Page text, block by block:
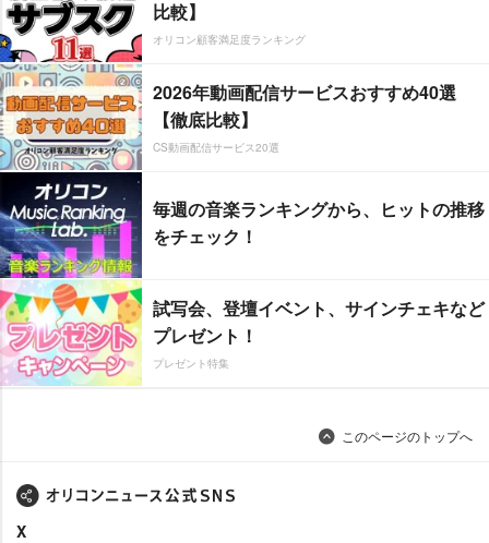
比較】
オリコン顧客満足度ランキング
2026年動画配信サービスおすすめ40選
【徹底比較】
CS動画配信サービス20選
毎週の音楽ランキングから、ヒットの推移
をチェック！
試写会、登壇イベント、サインチェキなど
プレゼント！
プレゼント特集
このページのトップへ
X